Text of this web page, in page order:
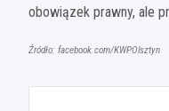
obowiązek prawny, ale
Źródło: facebook.com/KWPOlsztyn